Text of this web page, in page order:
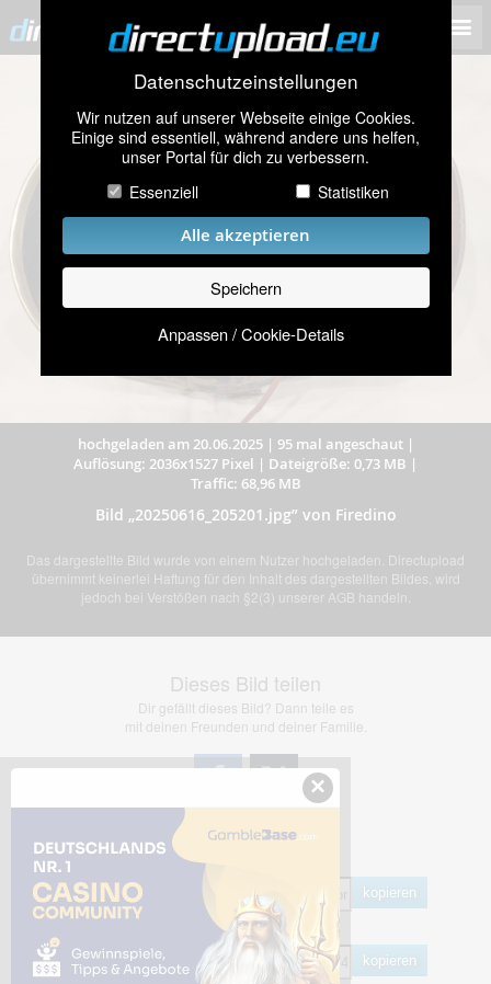
Datenschutzeinstellungen
Wir nutzen auf unserer Webseite einige Cookies.
Einige sind essentiell, während andere uns helfen,
unser Portal für dich zu verbessern.
Essenziell
Statistiken
Alle akzeptieren
Speichern
Anpassen / Cookie-Details
hochgeladen am 20.06.2025| 95 mal angeschaut|
Auflösung: 2036x1527 Pixel | Dateigröße: 0,73 MB |
Traffic: 68,96 MB
Bild „20250616_205201.jpg” von Firedino
Das dargestellte Bild wurde von einem Nutzer hochgeladen. Directupload
übernimmt keinerlei Haftung für den Inhalt des dargestellten Bildes, wird
jedoch bei Verstößen nach §2(3) unserer AGB handeln.
Dieses Bild teilen
Dir gefällt dieses Bild? Dann teile es
mit deinen Freunden und deiner Familie.
Share Links
kopieren
HTML
kopieren
×